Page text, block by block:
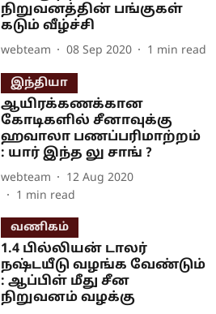
நிறுவனத்தின் பங்குகள்
கடும் வீழ்ச்சி
webteam 08 Sep 2020 1 min read
இந்தியா
ஆயிரக்கணக்கான
கோடிகளில் சீனாவுக்கு
ஹவாலா பணப்பரிமாற்றம்
: யார் இந்த லு சாங் ?
webteam
12 Aug 2020
1 min read
வணிகம்
1.4 பில்லியன் டாலர்
நஷ்டயீடு வழங்க வேண்டும்
: ஆப்பிள் மீது சீன
நிறுவனம் வழக்கு